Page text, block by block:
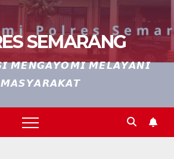
SEMARANG
𝙈𝙀𝙉𝙂𝘼𝙔𝙊𝙈𝙄 𝙈𝙀𝙇𝘼𝙔𝘼𝙉𝙄
𝙈𝘼𝙎𝙔𝘼𝙍𝘼𝙆𝘼𝙏